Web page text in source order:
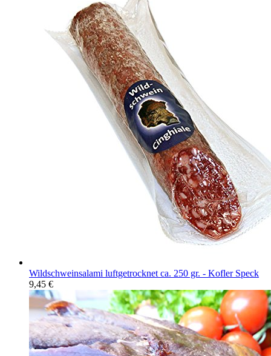
Wildschweinsalami luftgetrocknet ca. 250 gr. - Kofler Speck
9,45 €